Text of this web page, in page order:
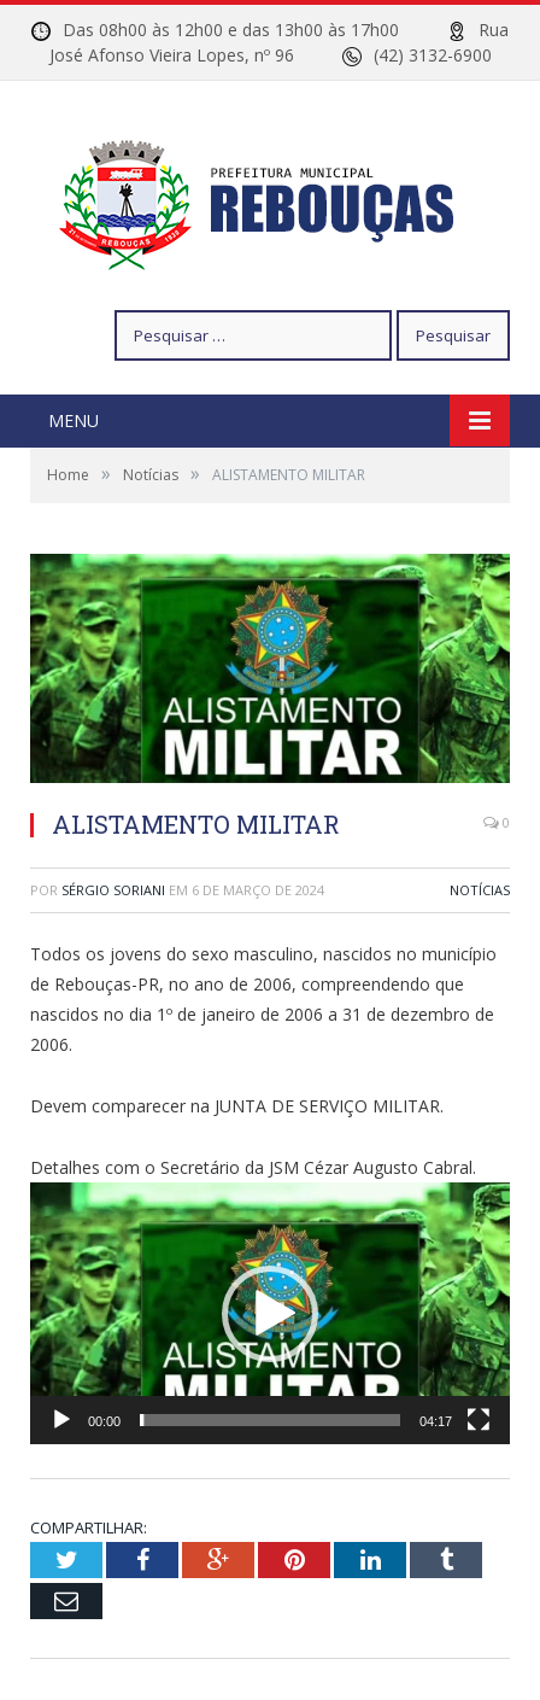
Das 08h00 às 12h00 e das 13h00 às 17h00
Rua
José Afonso Vieira Lopes, nº 96
(42) 3132-6900
por:
MENU
Home » Notícias » ALISTAMENTO MILITAR
ALISTAMENTO MILITAR 0
POR SÉRGIO SORIANI EM 6 DE MARÇO DE 2024 NOTÍCIAS
Todos os jovens do sexo masculino, nascidos no município
de Rebouças-PR, no ano de 2006, compreendendo que
nascidos no dia 1º de janeiro de 2006 a 31 de dezembro de
2006.
Devem comparecer na JUNTA DE SERVIÇO MILITAR.
Detalhes com o Secretário da JSM Cézar Augusto Cabral.
Tocador
de
vídeo
00:00 04:17
COMPARTILHAR:
TwitterFacebookGoogle+PinterestLinkedInTumblr
Email